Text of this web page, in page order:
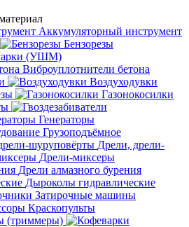
Аккумуляторный инструмент
Бензорезы
(УШМ)
Виброуплотнители бетона
Воздуходувки
Газонокосилки
Генераторы
Грузоподъёмное
Дрели, дрели-
Дрели-миксеры
Дрели алмазного бурения
Дыроколы гидравлические
Затирочные машины
Краскопульты
(триммеры)